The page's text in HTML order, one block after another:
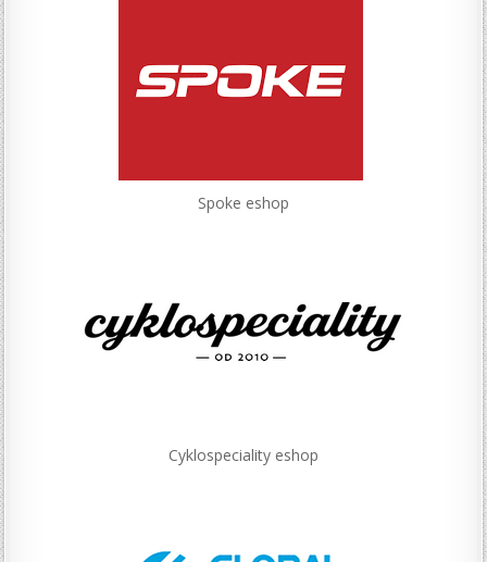
Spoke eshop
Cyklospeciality eshop